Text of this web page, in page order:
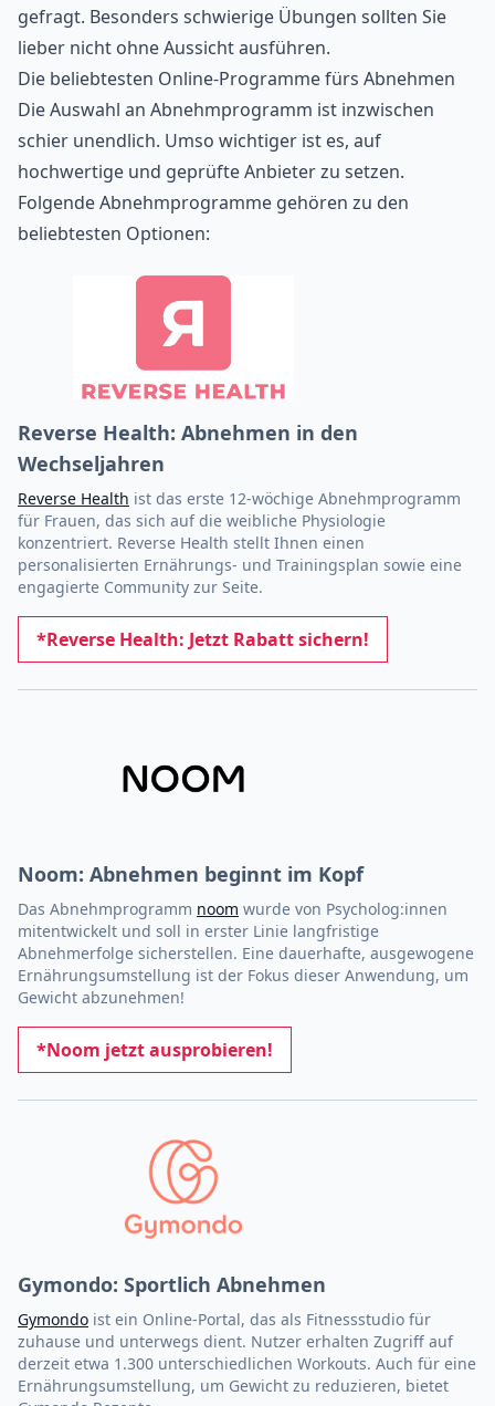
gefragt. Besonders schwierige Übungen sollten Sie
lieber nicht ohne Aussicht ausführen.
Die beliebtesten Online-Programme fürs Abnehmen
Die Auswahl an Abnehmprogramm ist inzwischen
schier unendlich. Umso wichtiger ist es, auf
hochwertige und geprüfte Anbieter zu setzen.
Folgende Abnehmprogramme gehören zu den
beliebtesten Optionen:
Reverse Health: Abnehmen in den
Wechseljahren
Reverse Health ist das erste 12-wöchige Abnehmprogramm
für Frauen, das sich auf die weibliche Physiologie
konzentriert. Reverse Health stellt Ihnen einen
personalisierten Ernährungs- und Trainingsplan sowie eine
engagierte Community zur Seite.
*Reverse Health: Jetzt Rabatt sichern!
Noom: Abnehmen beginnt im Kopf
Das Abnehmprogramm noom wurde von Psycholog:innen
mitentwickelt und soll in erster Linie langfristige
Abnehmerfolge sicherstellen. Eine dauerhafte, ausgewogene
Ernährungsumstellung ist der Fokus dieser Anwendung, um
Gewicht abzunehmen!
*Noom jetzt ausprobieren!
Gymondo: Sportlich Abnehmen
Gymondo ist ein Online-Portal, das als Fitnessstudio für
zuhause und unterwegs dient. Nutzer erhalten Zugriff auf
derzeit etwa 1.300 unterschiedlichen Workouts. Auch für eine
Ernährungsumstellung, um Gewicht zu reduzieren, bietet